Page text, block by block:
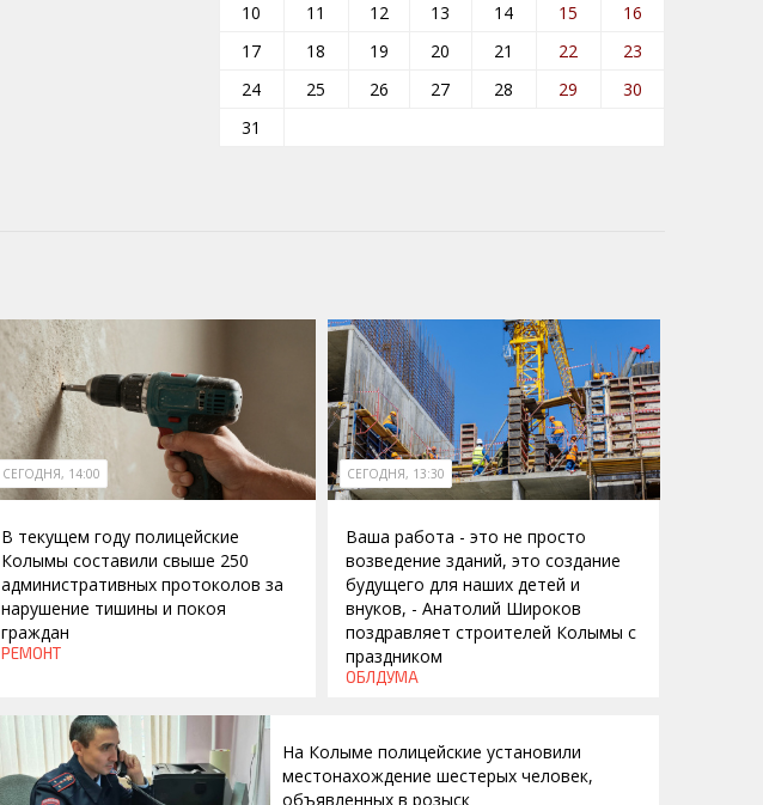
10
11 12 13 14 15
16
17
18 19 20 21 22
23
24
25 26 27 28 29
30
31
СЕГОДНЯ, 14:00
В текущем году полицейские
Колымы составили свыше 250
административных протоколов за
нарушение тишины и покоя
граждан
РЕМОНТ
СЕГОДНЯ, 13:30
Ваша работа - это не просто
возведение зданий, это создание
будущего для наших детей и
внуков, - Анатолий Широков
поздравляет строителей Колымы с
праздником
ОБЛДУМА
На Колыме полицейские установили
местонахождение шестерых человек,
объявленных в розыск